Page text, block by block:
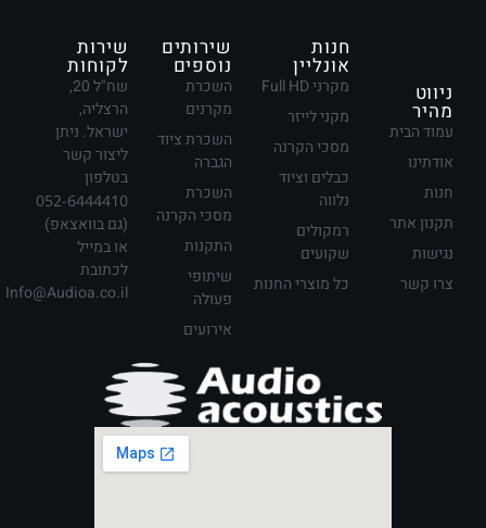
ניווט
מהיר
עמוד הבית
אודתינו
חנות
תקנון אתר
נגישות
צרו קשר
חנות
אונליין
מקרני Full HD
מקני לייזר
מסכי הקרנה
כבלים וציוד
נלווה
רמקולים
שקועים
כל מוצרי החנות
שירותים
נוספים
השכרת
מקרנים
השכרת ציוד
הגברה
השכרת
מסכי הקרנה
התקנות
שיתופי
פעולה
אירועים
שירות
לקוחות
שח"ל 20,
הרצליה,
ישראל. ניתן
ליצור קשר
בטלפון
052-6444410
(גם בוואצאפ)
או במייל
לכתובת
Info@Audioa.co.il